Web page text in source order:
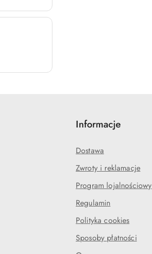
Informacje
Dostawa
Zwroty i reklamacje
Program lojalnościowy
Regulamin
Polityka cookies
Sposoby płatności